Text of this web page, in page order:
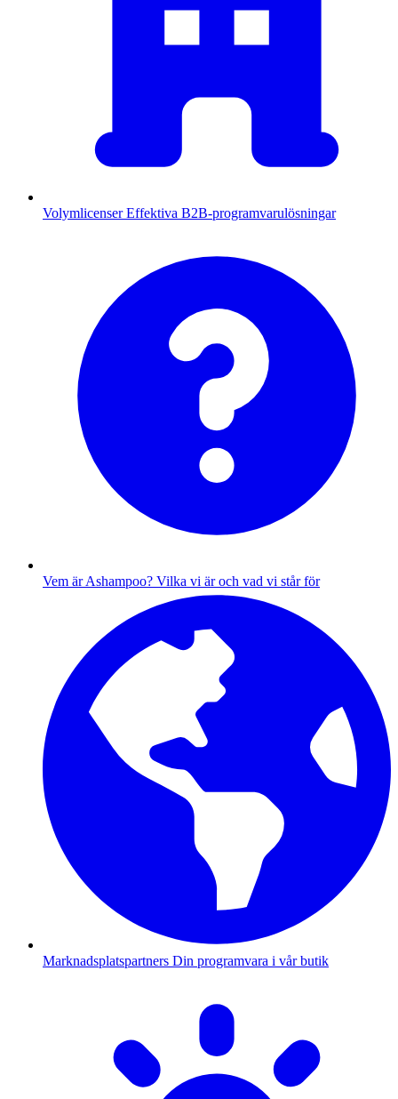
Volymlicenser Effektiva B2B-programvarulösningar
Vem är Ashampoo? Vilka vi är och vad vi står för
Marknadsplatspartners Din programvara i vår butik